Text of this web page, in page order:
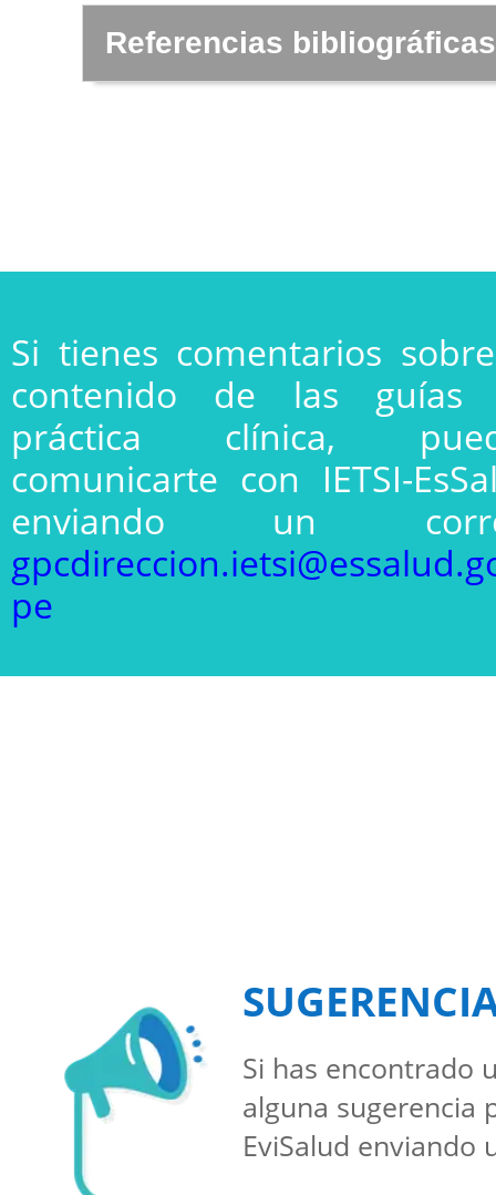
Referencias bibliográficas
Si tienes comentarios
contenido de las guías
práctica clínica,
comunicarte con IETSI-
enviando un
pe
Si has encontrado
alguna sugerencia
EviSalud enviando